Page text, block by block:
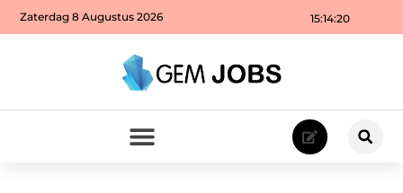
15:14:22
Zaterdag 8 Augustus 2026